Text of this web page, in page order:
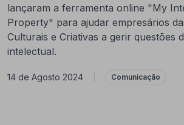
lançaram a ferramenta online "My
Property" para ajudar empresários
Culturais e Criativas a gerir questões
intelectual.
14 de Agosto 2024 Comunicação